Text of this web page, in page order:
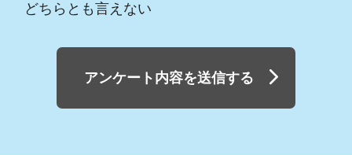
どちらとも言えない
アンケート内容を送信する